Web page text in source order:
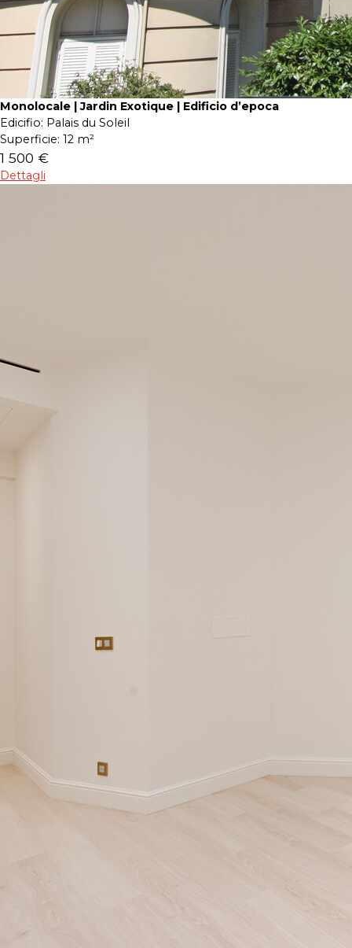
Monolocale | Jardin Exotique | Edificio d’epoca
Edicifio: Palais du Soleil
Superficie: 12 m²
1 500 €
Dettagli